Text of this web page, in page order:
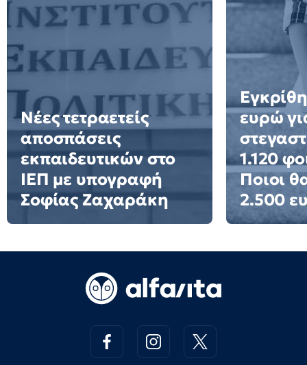
Νέες τετραετείς
αποσπάσεις
εκπαιδευτικών στο
ΙΕΠ με υπογραφή
Σοφίας Ζαχαράκη
ευρώ
1.120
Ποιοι
2.500